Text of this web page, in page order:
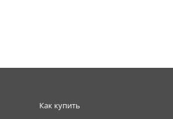
Как купить